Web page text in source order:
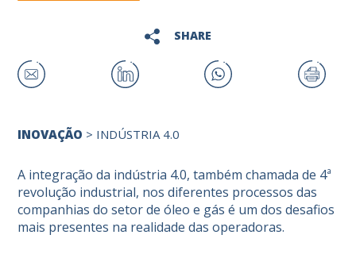
SHARE
INOVAÇÃO > INDÚSTRIA 4.0
A integração da indústria 4.0, também chamada de 4ª
revolução industrial, nos diferentes processos das
companhias do setor de óleo e gás é um dos desafios
mais presentes na realidade das operadoras.